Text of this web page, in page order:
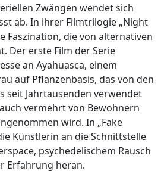
Zwängen wendet sich
ab. In ihrer Filmtrilogie „Night
Faszination, die von alternativen
Der erste Film der Serie
an Ayahuasca, einem
auf Pflanzenbasis, das von den
seit Jahrtausenden verwendet
vermehrt von Bewohnern
wird. In „Fake
Künstlerin an die Schnittstelle
psychedelischem Rausch
Erfahrung heran.